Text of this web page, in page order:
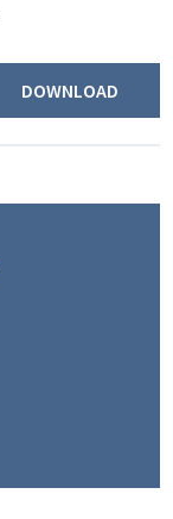
DOWNLOAD